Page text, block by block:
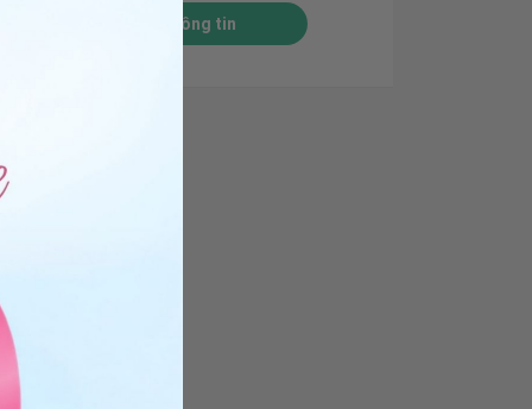
Gửi thông tin